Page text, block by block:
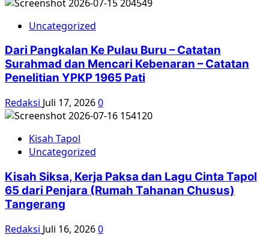
Uncategorized
Dari Pangkalan Ke Pulau Buru – Catatan
Surahmad dan Mencari Kebenaran – Catatan
Penelitian YPKP 1965 Pati
Redaksi Juli 17, 20260
Kisah Tapol
Uncategorized
Kisah Siksa, Kerja Paksa dan Lagu Cinta Tapol
65 dari Penjara (Rumah Tahanan Chusus)
Tangerang
Redaksi Juli 16, 20260